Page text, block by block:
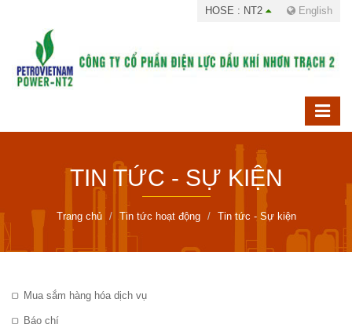
HOSE : NT2 English
TIN TỨC - SỰ KIỆN
Trang chủ Tin tức hoạt động Tin tức - Sự kiện
Mua sắm hàng hóa dịch vụ
Báo chí